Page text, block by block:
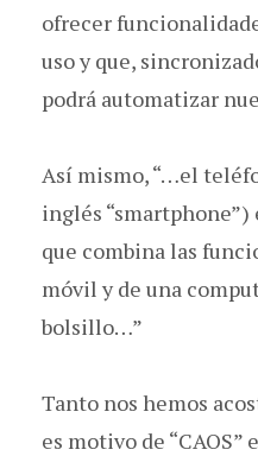
ofrecer
uso y que,
podrá automatizar
Así mismo, “…el
inglés
que combina las
móvil y de una
bolsillo…”
Tanto nos hemos
es motivo de